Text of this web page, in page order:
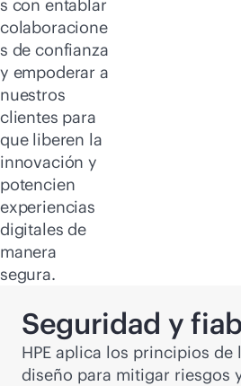
s con entablar
colaboracione
s de confianza
y empoderar a
nuestros
clientes para
que liberen la
innovación y
potencien
experiencias
digitales de
manera
segura.
Seguridad y
HPE aplica los principios de
diseño para mitigar riesgos